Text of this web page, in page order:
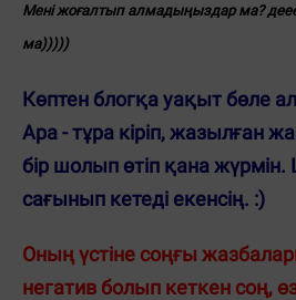
Мені жоғалтып алмадыңыздар ма?
ма)))))
Көптен блогқа уақыт бөле
Ара - тұра кіріп, жазылған
бір шолып өтіп қана
сағынып кетеді екенсің. :)
Оның үстіне соңғы
негатив болып кеткен соң,